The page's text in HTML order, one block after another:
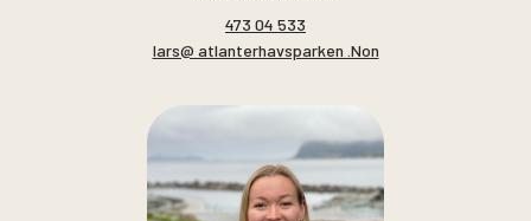
473 04 533
lars@ atlanterhavsparken .Non